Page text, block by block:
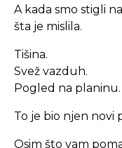
A kada smo stigli
šta je mislila.
Tišina.
Svež vazduh.
Pogled na planinu.
To je bio njen novi
Osim što vam